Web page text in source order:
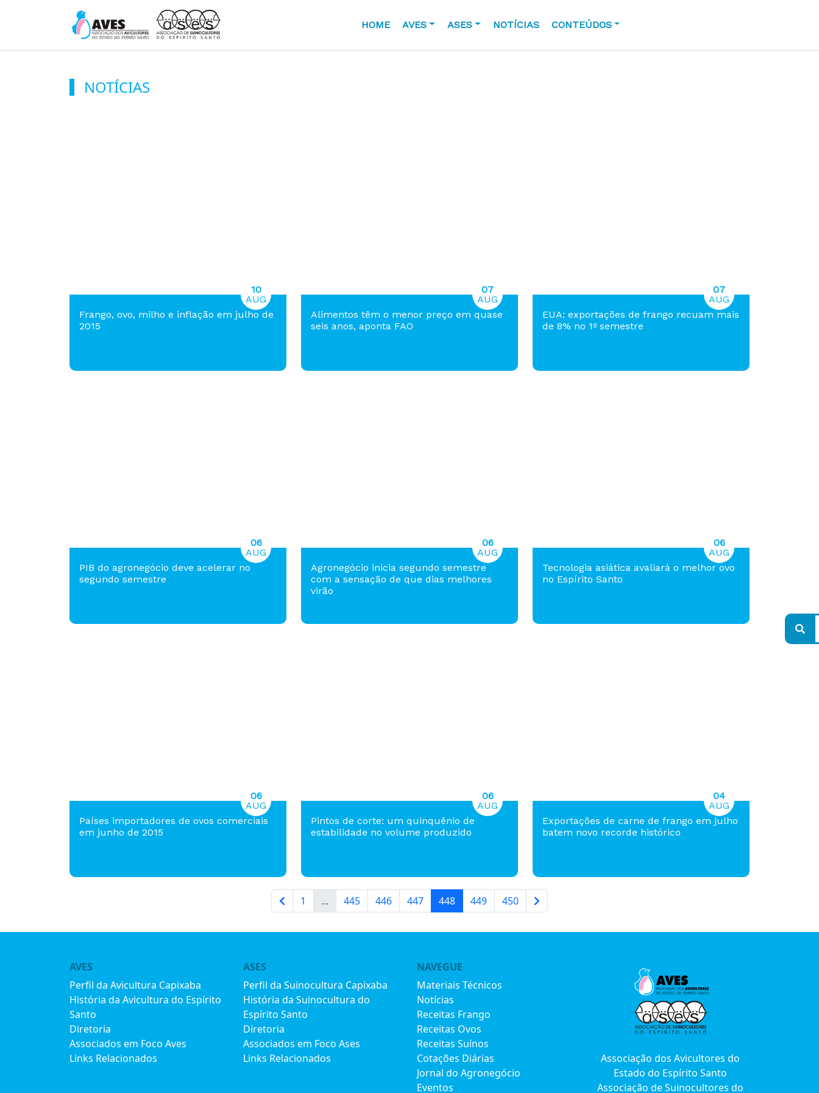
HOME AVES ASES NOTÍCIAS CONTEÚDOS
NOTÍCIAS
Frango, ovo, milho e inflação em julho de
2015
10
AUG
Alimentos têm o menor preço em quase
seis anos, aponta FAO
07
AUG
EUA: exportações de frango recuam mais
de 8% no 1º semestre
07
AUG
PIB do agronegócio deve acelerar no
segundo semestre
06
AUG
Agronegócio inicia segundo semestre
com a sensação de que dias melhores
virão
06
AUG
Tecnologia asiática avaliará o melhor ovo
no Espírito Santo
06
AUG
Países importadores de ovos comerciais
em junho de 2015
06
AUG
Pintos de corte: um quinquênio de
estabilidade no volume produzido
06
AUG
Exportações de carne de frango em julho
batem novo recorde histórico
04
AUG
1 ... 445 446 447 448 449 450
AVES
Perfil da Avicultura Capixaba
História da Avicultura do Espírito
Santo
Diretoria
Associados em Foco Aves
Links Relacionados
ASES
Perfil da Suinocultura Capixaba
História da Suinocultura do
Espírito Santo
Diretoria
Associados em Foco Ases
Links Relacionados
NAVEGUE
Materiais Técnicos
Notícias
Receitas Frango
Receitas Ovos
Receitas Suínos
Cotações Diárias
Jornal do Agronegócio
Eventos
Associação dos Avicultores do
Estado do Espírito Santo
Associação de Suinocultores do